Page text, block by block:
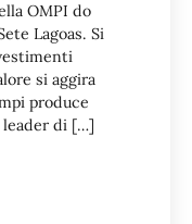
OMPI do
Lagoas. Si
si aggira
produce
di […]